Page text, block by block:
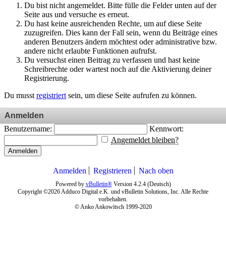
Du bist nicht angemeldet. Bitte fülle die Felder unten auf der
Seite aus und versuche es erneut.
Du hast keine ausreichenden Rechte, um auf diese Seite
zuzugreifen. Dies kann der Fall sein, wenn du Beiträge eines
anderen Benutzers ändern möchtest oder administrative bzw.
andere nicht erlaubte Funktionen aufrufst.
Du versuchst einen Beitrag zu verfassen und hast keine
Schreibrechte oder wartest noch auf die Aktivierung deiner
Registrierung.
Du musst registriert sein, um diese Seite aufrufen zu können.
Anmelden
Benutzername:
Kennwort:
Angemeldet bleiben?
Anmelden
Anmelden Registrieren Nach oben
Powered by vBulletin®Version 4.2.4 (Deutsch)
Copyright ©2026 Adduco Digital e.K. und vBulletin Solutions, Inc. Alle Rechte
vorbehalten.
© Anko Ankowitsch 1999-2020